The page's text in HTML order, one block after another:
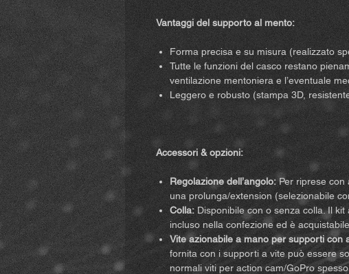
Vantaggi del supporto al mento:
Forma precisa e su misura (realizzato
Tutte le funzioni del casco restano
ventilazione mentoniera e l’eventuale
Leggero e robusto (stampa 3D,
Accessori & opzioni:
Regolazione dell’angolo:Per riprese con
una prolunga/extension (selezionabile
Colla: Disponibile con o senza colla. Il
incluso nella confezione ed è
Vite azionabile a mano per supporti con
fornita con i supporti a vite può essere
normali viti per action cam/GoPro